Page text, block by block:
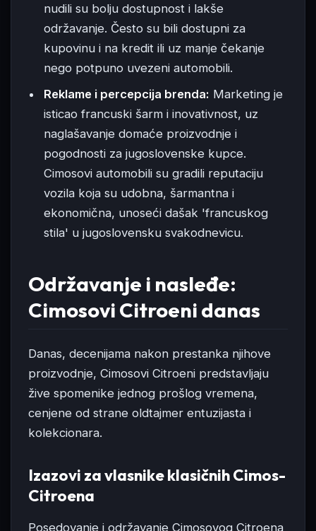
nudili su bolju dostupnost i lakše
održavanje. Često su bili dostupni za
kupovinu i na kredit ili uz manje čekanje
nego potpuno uvezeni automobili.
Reklame i percepcija brenda: Marketing je
isticao francuski šarm i inovativnost, uz
naglašavanje domaće proizvodnje i
pogodnosti za jugoslovenske kupce.
Cimosovi automobili su gradili reputaciju
vozila koja su udobna, šarmantna i
ekonomična, unoseći dašak 'francuskog
stila' u jugoslovensku svakodnevicu.
Održavanje i nasleđe:
Cimosovi Citroeni danas
Danas, decenijama nakon prestanka njihove
proizvodnje, Cimosovi Citroeni predstavljaju
žive spomenike jednog prošlog vremena,
cenjene od strane oldtajmer entuzijasta i
kolekcionara.
Izazovi za vlasnike klasičnih Cimos-
Citroena
Posedovanje i održavanje Cimosovog Citroena